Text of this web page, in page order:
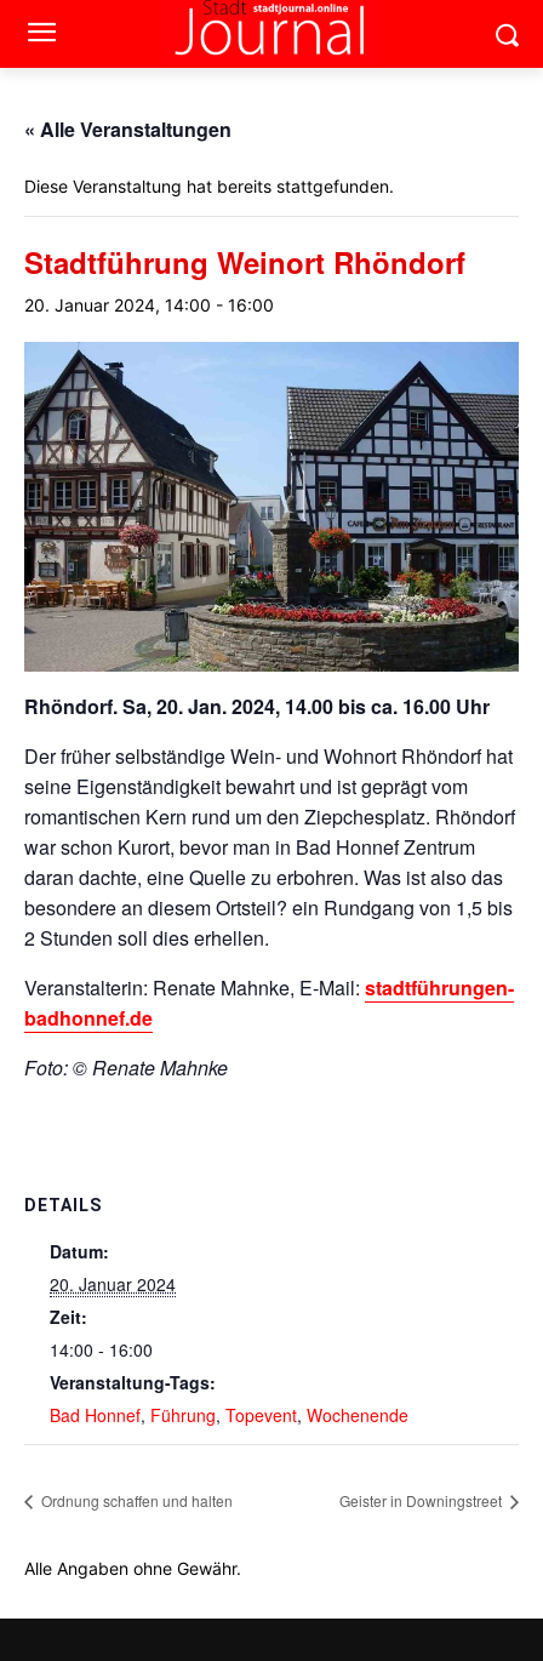
« Alle Veranstaltungen
Diese Veranstaltung hat bereits stattgefunden.
Stadtführung Weinort Rhöndorf
20. Januar 2024, 14:00 - 16:00
Rhöndorf. Sa, 20. Jan. 2024, 14.00 bis ca. 16.00 Uhr
Der früher selbständige Wein- und Wohnort Rhöndorf hat
seine Eigenständigkeit bewahrt und ist geprägt vom
romantischen Kern rund um den Ziepchesplatz. Rhöndorf
war schon Kurort, bevor man in Bad Honnef Zentrum
daran dachte, eine Quelle zu erbohren. Was ist also das
besondere an diesem Ortsteil? ein Rundgang von 1,5 bis
2 Stunden soll dies erhellen.
Veranstalterin: Renate Mahnke, E-Mail: stadtführungen-
badhonnef.de
Foto: © Renate Mahnke
DETAILS
Datum:
20. Januar 2024
Zeit:
14:00 - 16:00
Veranstaltung-Tags:
Bad Honnef, Führung, Topevent, Wochenende
Ordnung schaffen und halten Geister in Downingstreet
Alle Angaben ohne Gewähr.